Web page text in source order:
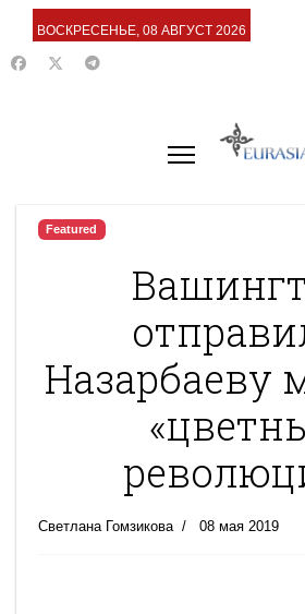
ВОСКРЕСЕНЬЕ, 08 АВГУСТ 2026
Featured
Назарбаеву
Светлана Гомзикова 08 мая 2019